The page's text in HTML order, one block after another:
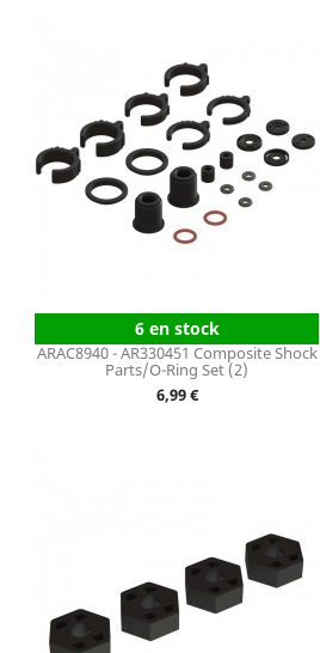
6 en stock
ARAC8940 - AR330451 Composite Shock
Parts/O-Ring Set (2)
Prix
6,99 €